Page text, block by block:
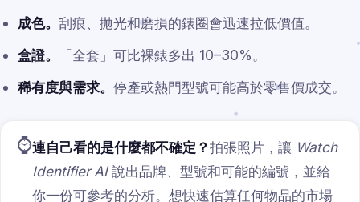
成色。 刮痕、拋光和磨損的錶圈會迅速拉低價值。
盒證。
「全套」可比裸錶多出 10–30%。
稀有度與需求。 停產或熱門型號可能高於零售價成交。
⌚連自己看的是什麼都不確定？拍張照片，讓 Watch
Identifier AI說出品牌、型號和可能的編號，並給
你一份可參考的分析。想快速估算任何物品的市場